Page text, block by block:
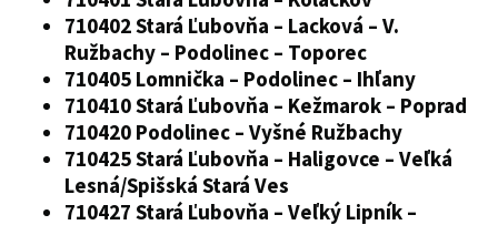
710402 Stará Ľubovňa – Lacková – V.
Ružbachy – Podolinec – Toporec
710405 Lomnička – Podolinec – Ihľany
710410 Stará Ľubovňa – Kežmarok – Poprad
710420 Podolinec – Vyšné Ružbachy
710425 Stará Ľubovňa – Haligovce – Veľká
Lesná/Spišská Stará Ves
710427 Stará Ľubovňa – Veľký Lipník –